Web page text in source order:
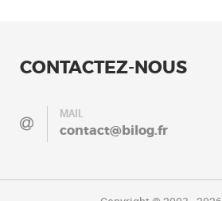
CONTACTEZ-NOUS
MAIL
contact@bilog.fr